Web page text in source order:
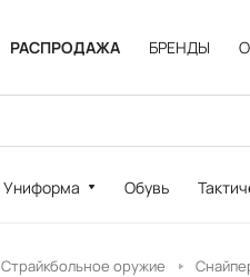
РАСПРОДАЖА БРЕНДЫ
Униформа Обувь
Страйкбольное оружие